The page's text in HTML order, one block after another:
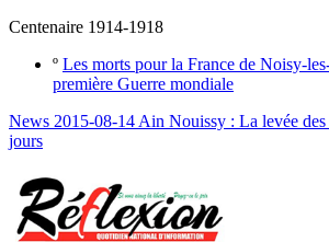
Centenaire 1914-1918
º Les morts pour la France de Noisy-
première Guerre mondiale
News 2015-08-14 Ain Nouissy : La levée des
jours